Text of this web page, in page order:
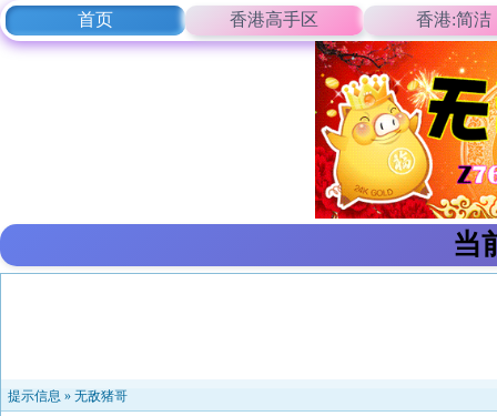
首页 香港高手区 香港:简洁
当
提示信息 » 无敌猪哥